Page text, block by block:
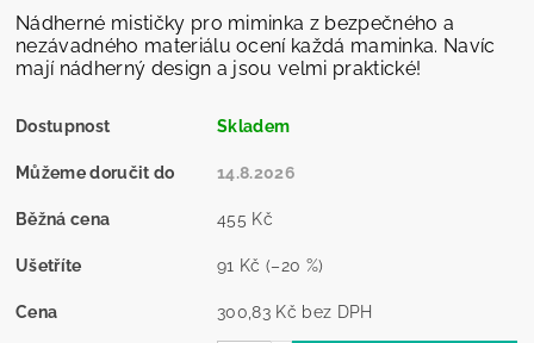
Nádherné mističky pro miminka z bezpečného a
nezávadného materiálu ocení každá maminka. Navíc
mají nádherný design a jsou velmi praktické!
Dostupnost Skladem
Můžeme doručit do 14.8.2026
Běžná cena 455 Kč
Ušetříte 91 Kč(–20 %)
Cena 300,83 Kč bez DPH